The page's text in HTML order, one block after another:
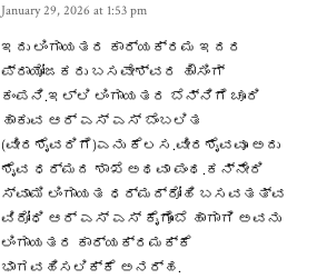
January 29, 2026 at 1:53 pm
ಇದು ಲಿಂಗಾಯತರ ಕಾರ್ಯಕ್ರಮ ಇದರ
ಪ್ರಾಯೋಜಕರು ಬಸವೇಶ್ವರ ಹೌಸಿಂಗ್
ಕಂಪನಿ.ಇಲ್ಲಿ ಲಿಂಗಾಯತರ ಬೆನ್ನಿಗೆ ಚೂರಿ
ಹಾಕುವ ಆರ್ ಎಸ್ ಎಸ್ ಬೆಂಬಲಿತ
(ವೀರಶೈವರಿಗೆ)ಎನು ಕೆಲಸ.ವೀರಶೈವವೂ ಅದು
ಶೈವ ಧರ್ಮದ ಶಾಖೆ ಅಥವಾ ಪಂಥ.ಕನ್ನೇರಿ
ಸ್ವಾಮಿ ಲಿಂಗಾಯತ ಧರ್ಮದ್ರೋಹಿ ಬಸವತತ್ವ
ವಿರೋಧಿ ಆರ್ ಎಸ್ ಎಸ್ ಕೈಗೊಂಬೆ ಹಾಗಾಗಿ ಅವನು
ಲಿಂಗಾಯತರ ಕಾರ್ಯಕ್ರಮಕ್ಕೆ
ಭಾಗವಹಿಸಲಿಕ್ಕೆ ಅನರ್ಹ.